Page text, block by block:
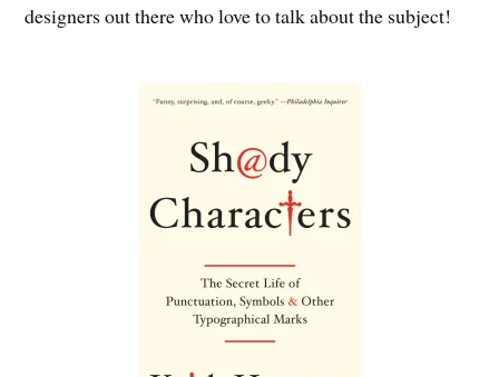
designers out there who love to talk about the subject!